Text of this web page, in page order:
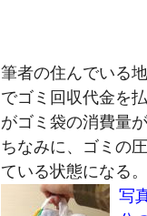
筆者の住んでいる
でゴミ回収代金を
がゴミ袋の消費量
ちなみに、ゴミの
ている状態になる。
写